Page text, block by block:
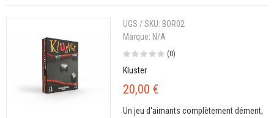
UGS / SKU: BOR02
Marque: N/A
(0)
Kluster
20,00 €
Un jeu d'aimants complètement dément,